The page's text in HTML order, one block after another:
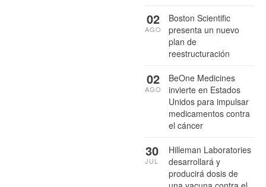
Boston Scientific
presenta un nuevo
plan de
reestructuración
02
AGO
BeOne Medicines
invierte en Estados
Unidos para impulsar
medicamentos contra
el cáncer
02
AGO
Hilleman Laboratories
desarrollará y
producirá dosis de
30
JUL